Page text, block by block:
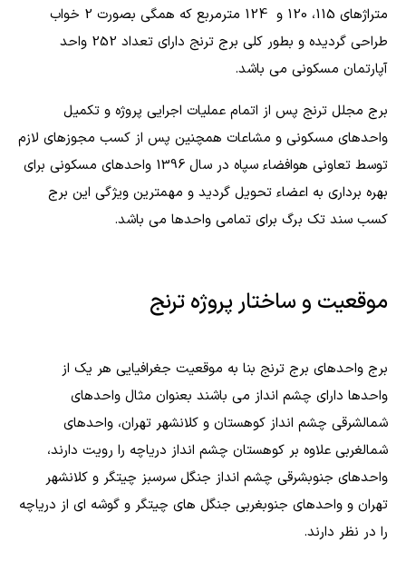
متراژهای 115، 120 و 124 مترمربع که همگی بصورت 2 خواب
طراحی گردیده و بطور کلی برج ترنج دارای تعداد 252 واحد
آپارتمان مسکونی می باشد.
برج مجلل ترنج پس از اتمام عملیات اجرایی پروژه و تکمیل
واحدهای مسکونی و مشاعات همچنین پس از کسب مجوزهای لازم
توسط تعاونی هوافضاء سپاه در سال 1396 واحدهای مسکونی برای
بهره برداری به اعضاء تحویل گردید و مهمترین ویژگی این برج
کسب سند تک برگ برای تمامی واحدها می باشد.
موقعیت و ساختار پروژه ترنج
برج واحدهای برج ترنج بنا به موقعیت جغرافیایی هر یک از
واحدها دارای چشم انداز می باشند بعنوان مثال واحدهای
شمالشرقی چشم انداز کوهستان و کلانشهر تهران، واحدهای
شمالغربی علاوه بر کوهستان چشم انداز دریاچه را رویت دارند،
واحدهای جنوبشرقی چشم انداز جنگل سرسبز چیتگر و کلانشهر
تهران و واحدهای جنوبغربی جنگل های چیتگر و گوشه ای از دریاچه
را در نظر دارند.